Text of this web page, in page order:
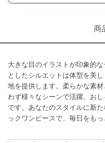
商
大きな目のイラストが印象的
としたシルエットは体型を美
地を提供します。柔らかな素
わず様々なシーンで活躍。お
です。あなたのスタイルに新
ックワンピースで、毎日をもっ